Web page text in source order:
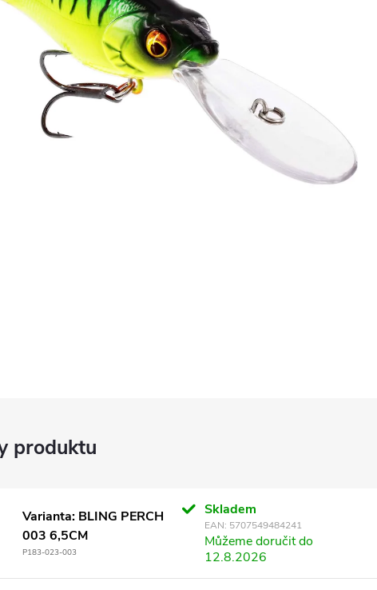
Varianta: BLING PERCH
003 6,5CM
P183-023-003
Skladem
EAN: 5707549484241
Můžeme doručit do
12.8.2026